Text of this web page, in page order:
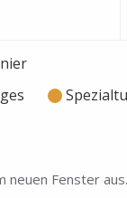
neuen Fenster aus.